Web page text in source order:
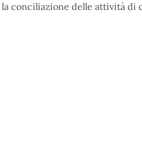
conciliazione delle attività di